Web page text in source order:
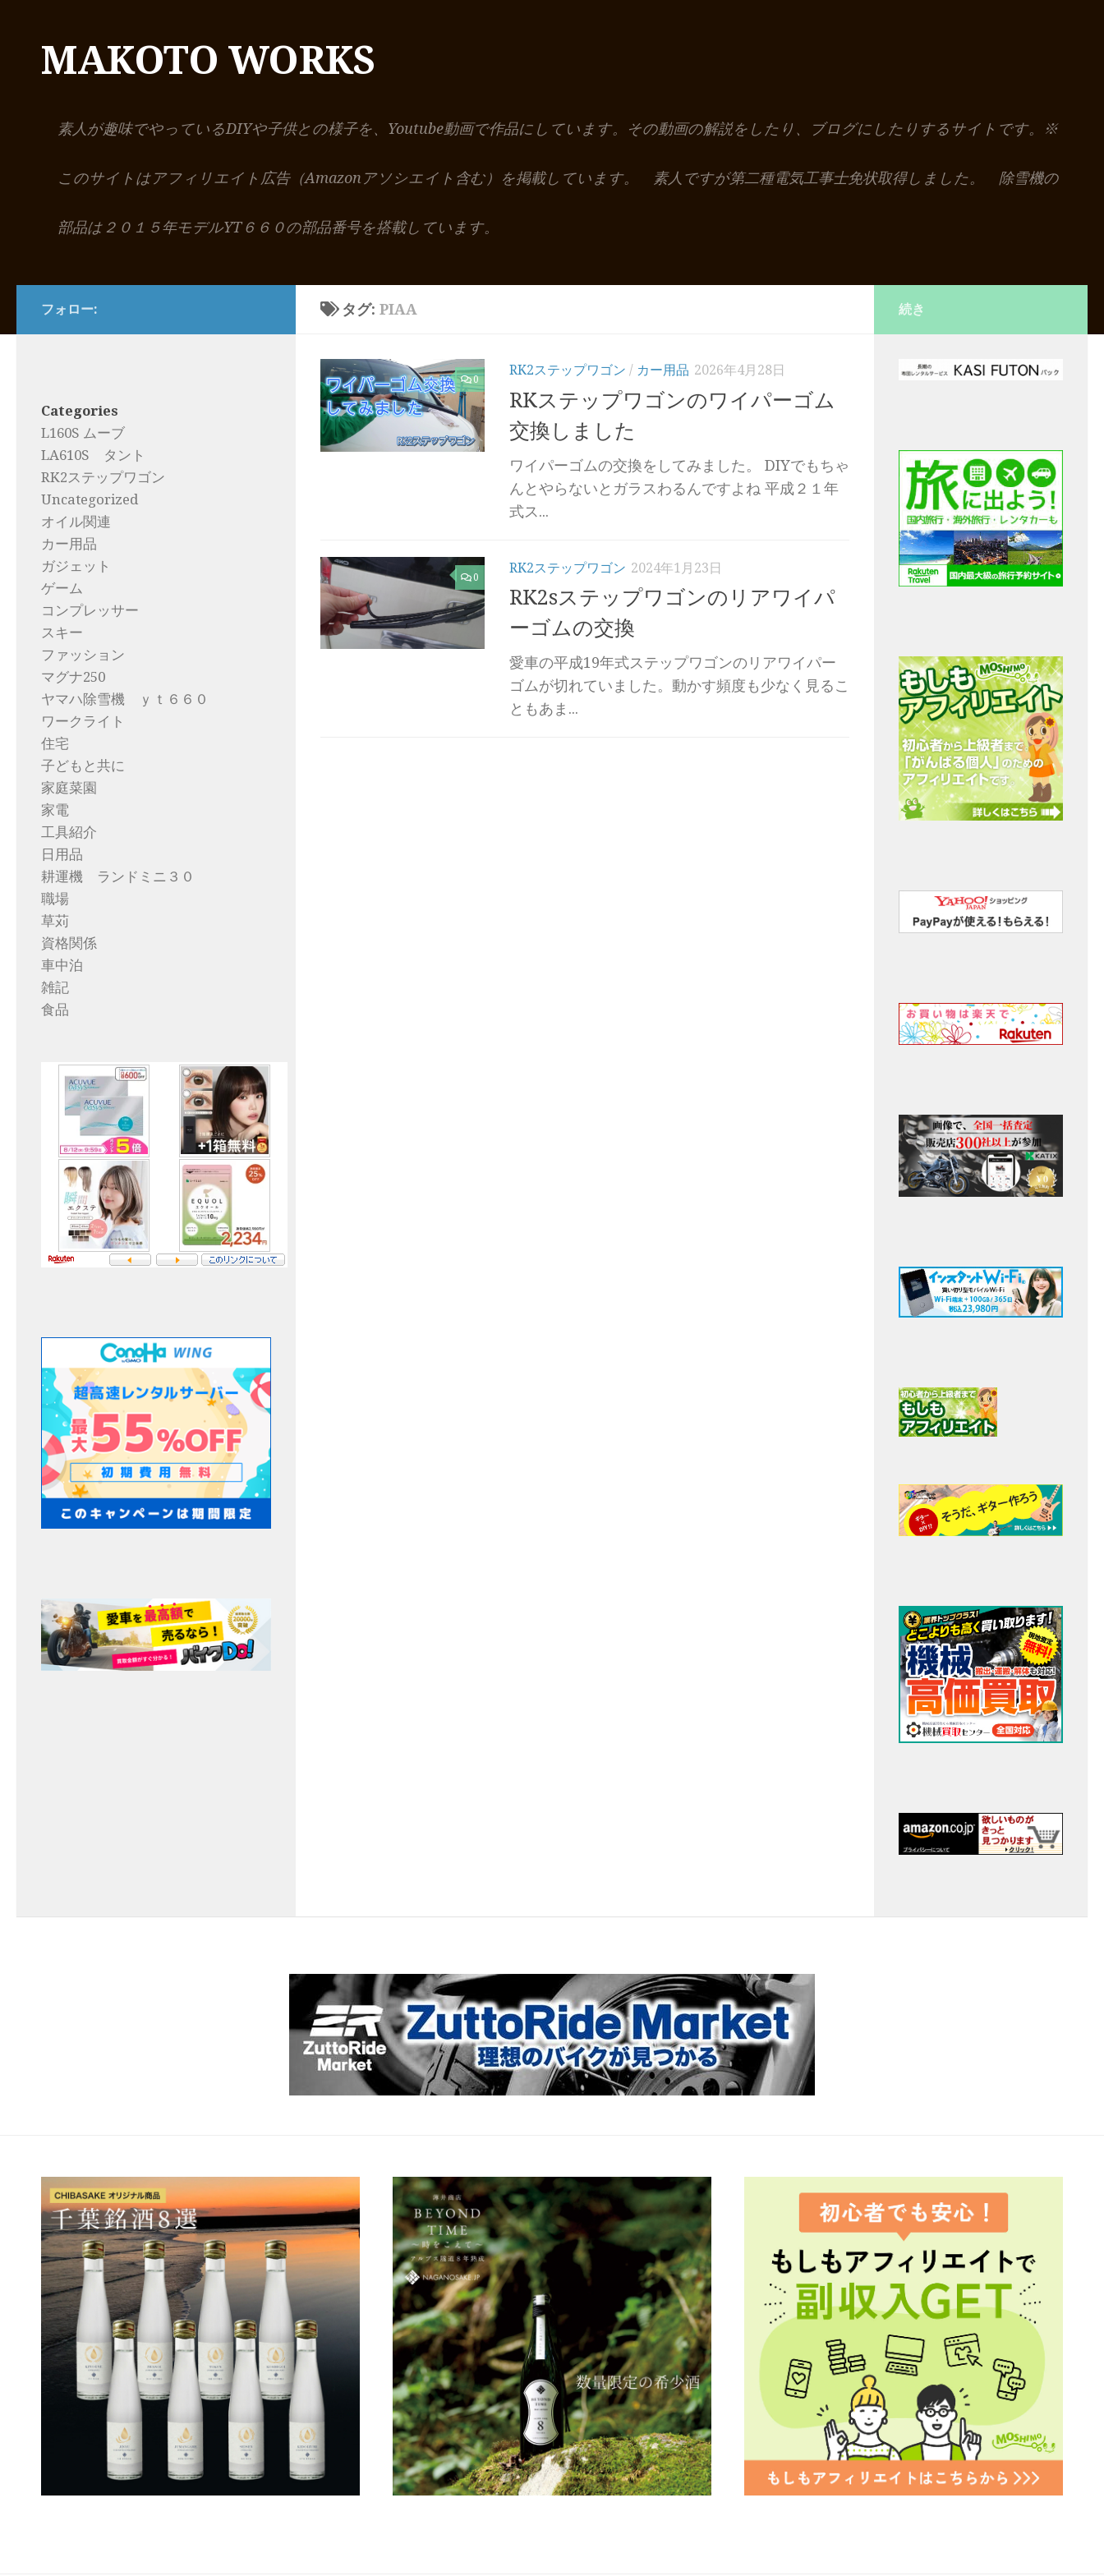
MAKOTO WORKS
素人が趣味でやっているDIYや子供との様子を、Youtube動画で作品にしています。その動画の解説をしたり、ブログにしたりするサイトです。※
このサイトはアフィリエイト広告（Amazonアソシエイト含む）を掲載しています。 素人ですが第二種電気工事士免状取得しました。 除雪機の
部品は２０１５年モデルYT６６０の部品番号を搭載しています。
タグ:PIAA
0
RK2ステップワゴン / カー用品 2026年4月28日
RKステップワゴンのワイパーゴム
交換しました
ワイパーゴムの交換をしてみました。 DIYでもちゃ
んとやらないとガラスわるんですよね 平成２１年
式ス...
0
RK2ステップワゴン 2024年1月23日
RK2sステップワゴンのリアワイパ
ーゴムの交換
愛車の平成19年式ステップワゴンのリアワイパー
ゴムが切れていました。動かす頻度も少なく見るこ
ともあま...
フォロー:
Categories
L160S ムーブ
LA610S タント
RK2ステップワゴン
Uncategorized
オイル関連
カー用品
ガジェット
ゲーム
コンプレッサー
スキー
ファッション
マグナ250
ヤマハ除雪機 ｙｔ６６０
ワークライト
住宅
子どもと共に
家庭菜園
家電
工具紹介
日用品
耕運機 ランドミニ３０
職場
草苅
資格関係
車中泊
雑記
食品
続き